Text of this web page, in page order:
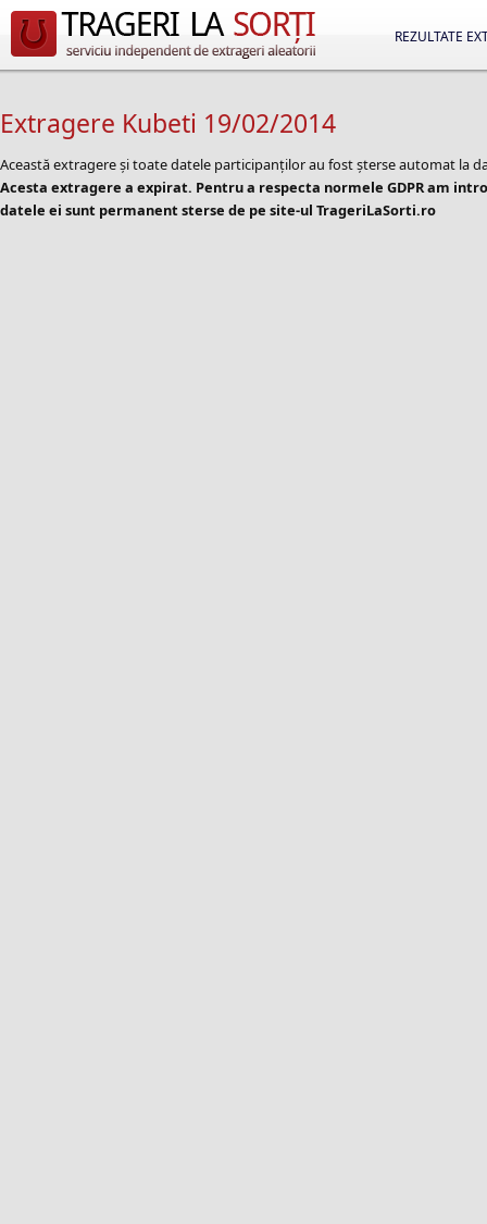
REZULTATE
Extragere Kubeti 19/02/2014
Această extragere și toate datele participanților au fost șterse automat la
Acesta extragere a expirat. Pentru a respecta normele GDPR am
datele ei sunt permanent sterse de pe site-ul TrageriLaSorti.ro